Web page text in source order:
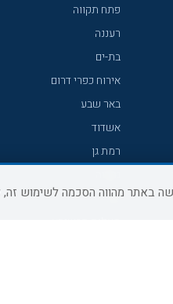
פתח תקווה
רעננה
בת-ים
אירוח כפרי דרום
באר שבע
אשדוד
רמת גן
עכו